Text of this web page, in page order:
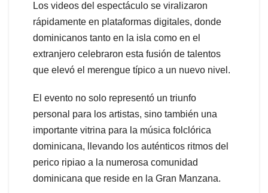
Los videos del espectáculo se viralizaron
rápidamente en plataformas digitales, donde
dominicanos tanto en la isla como en el
extranjero celebraron esta fusión de talentos
que elevó el merengue típico a un nuevo nivel.
El evento no solo representó un triunfo
personal para los artistas, sino también una
importante vitrina para la música folclórica
dominicana, llevando los auténticos ritmos del
perico ripiao a la numerosa comunidad
dominicana que reside en la Gran Manzana.